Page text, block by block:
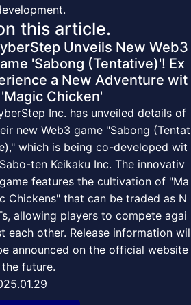
this article.
Unveils New Web3
'Sabong (Tentative)'! Ex
a New Adventure wit
Chicken'
Inc. has unveiled details of
new Web3 game "Sabong (Tentat
which is being co-developed wit
ten Keikaku Inc. The innovativ
features the cultivation of "Ma
Chickens" that can be traded as N
allowing players to compete agai
each other. Release information wil
announced on the official website
the future.